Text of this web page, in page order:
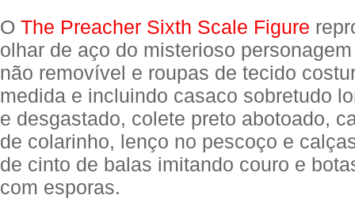
O The Preacher Sixth Scale Figure
olhar de aço do misterioso
não removível e roupas de tecido
medida e incluindo casaco sobretudo
e desgastado, colete preto abotoado,
de colarinho, lenço no pescoço e
de cinto de balas imitando couro e
com esporas.